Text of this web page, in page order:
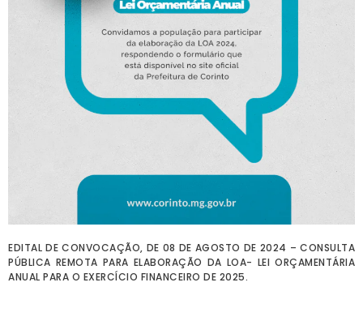
EDITAL DE CONVOCAÇÃO, DE 08 DE AGOSTO DE 2024 – CONSULTA
PÚBLICA REMOTA PARA ELABORAÇÃO DA LOA- LEI ORÇAMENTÁRIA
ANUAL PARA O EXERCÍCIO FINANCEIRO DE 2025.